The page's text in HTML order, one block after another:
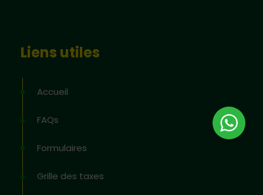
Liens utiles
Accueil
FAQs
Formulaires
Grille des taxes